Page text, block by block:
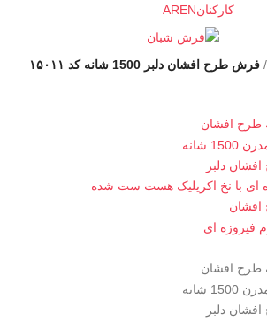
کارکنانEN
AR
فرش طرح افشان دلبر 1500 شانه کد ۱۵۰۱۱